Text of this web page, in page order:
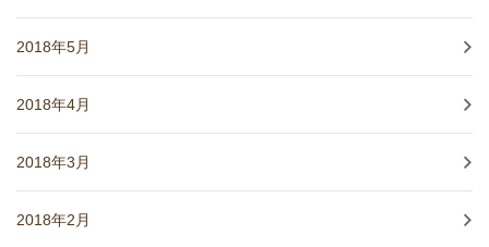
2018年5月
2018年4月
2018年3月
2018年2月